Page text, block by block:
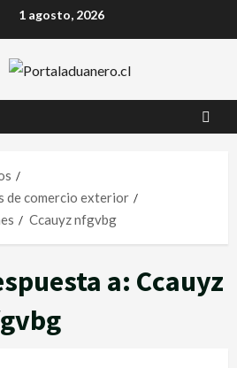
1 agosto, 2026
de comercio exterior
Ccauyz nfgvbg
a: Ccauyz